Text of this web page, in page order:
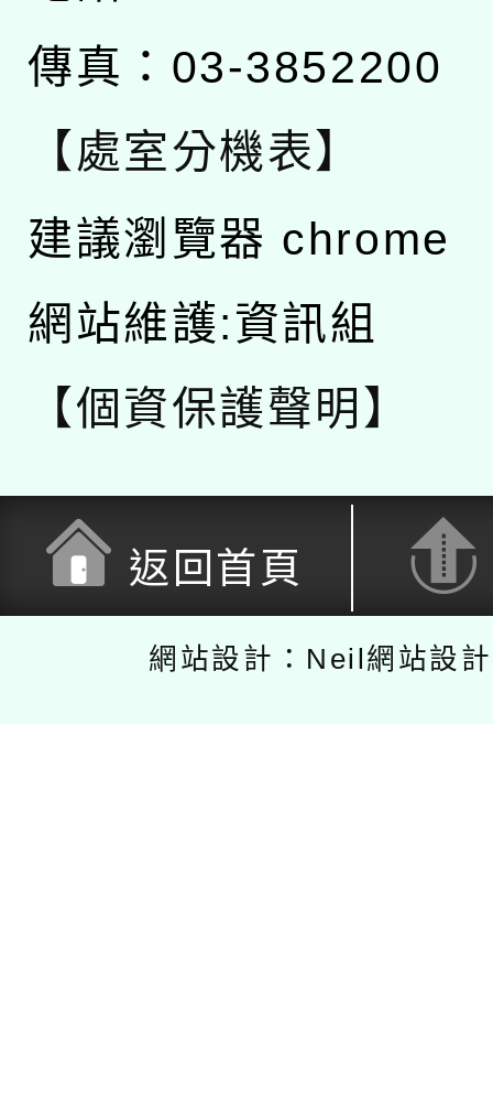
傳真：03-3852200
【處室分機表】
建議瀏覽器 chrome
網站維護:資訊組
【個資保護聲明】
返回首頁
網站設計：Neil網站設